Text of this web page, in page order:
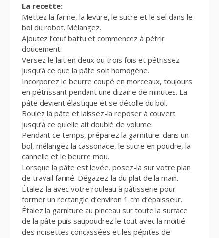
La recette:
Mettez la farine, la levure, le sucre et le sel dans le
bol du robot. Mélangez.
Ajoutez l’œuf battu et commencez à pétrir
doucement.
Versez le lait en deux ou trois fois et pétrissez
jusqu’à ce que la pâte soit homogène.
Incorporez le beurre coupé en morceaux, toujours
en pétrissant pendant une dizaine de minutes. La
pâte devient élastique et se décolle du bol.
Boulez la pâte et laissez-la reposer à couvert
jusqu’à ce qu’elle ait doublé de volume.
Pendant ce temps, préparez la garniture: dans un
bol, mélangez la cassonade, le sucre en poudre, la
cannelle et le beurre mou.
Lorsque la pâte est levée, posez-la sur votre plan
de travail fariné. Dégazez-la du plat de la main.
Étalez-la avec votre rouleau à pâtisserie pour
former un rectangle d’environ 1 cm d’épaisseur.
Étalez la garniture au pinceau sur toute la surface
de la pâte puis saupoudrez le tout avec la moitié
des noisettes concassées et les pépites de